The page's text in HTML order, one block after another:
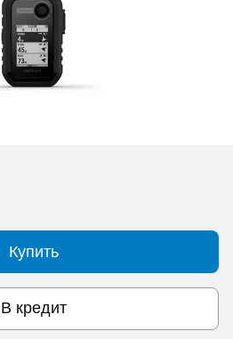
Купить
В кредит